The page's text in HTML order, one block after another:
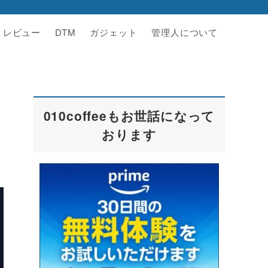
レビュー DTM ガジェット 管理人について
010coffeeもお世話になって
おります